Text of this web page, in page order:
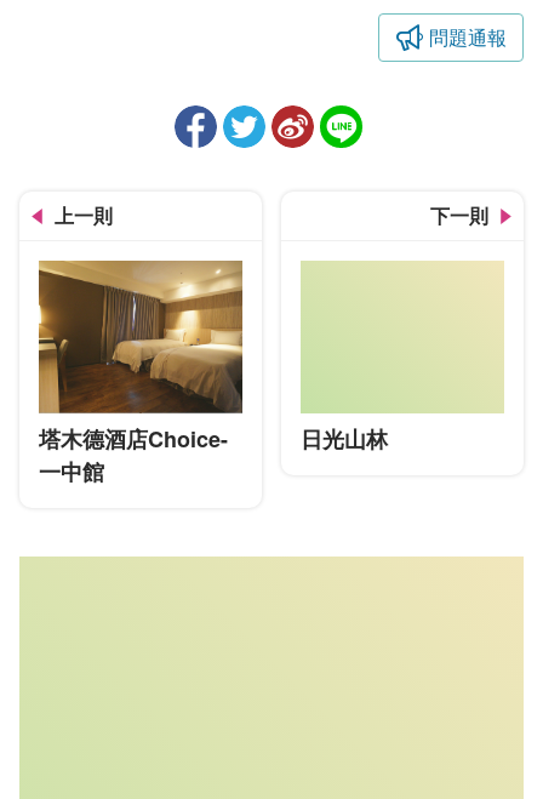
問題通報
上一則
塔木德酒店Choice-
一中館
下一則
日光山林